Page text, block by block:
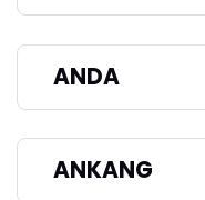
ANDA
ANKANG